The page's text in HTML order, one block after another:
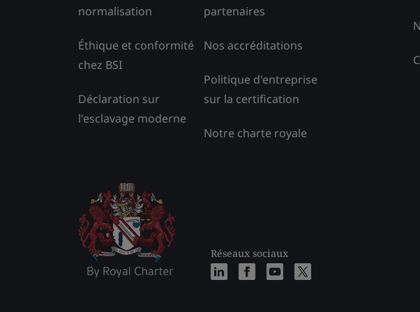
normalisation
Éthique et conformité
chez BSI
Déclaration sur
l'esclavage moderne
partenaires
Nos accréditations
Politique d'entreprise
sur la certification
Notre charte royale
Réseaux sociaux